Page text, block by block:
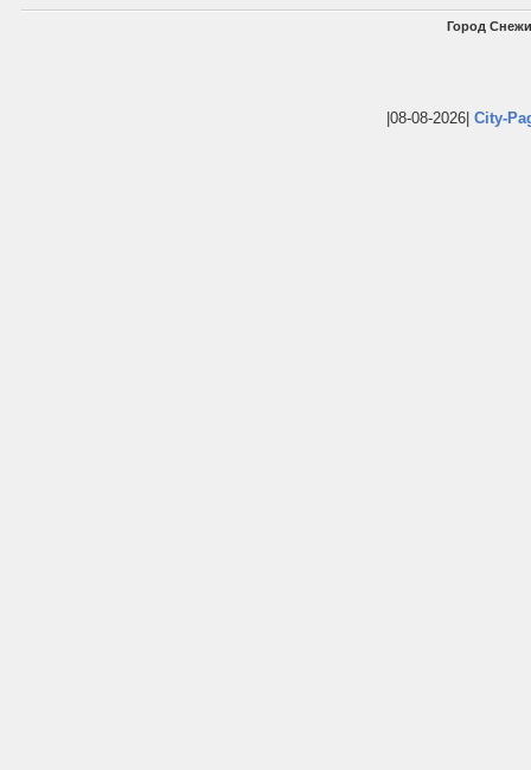
Город
|08-08-2026| City-